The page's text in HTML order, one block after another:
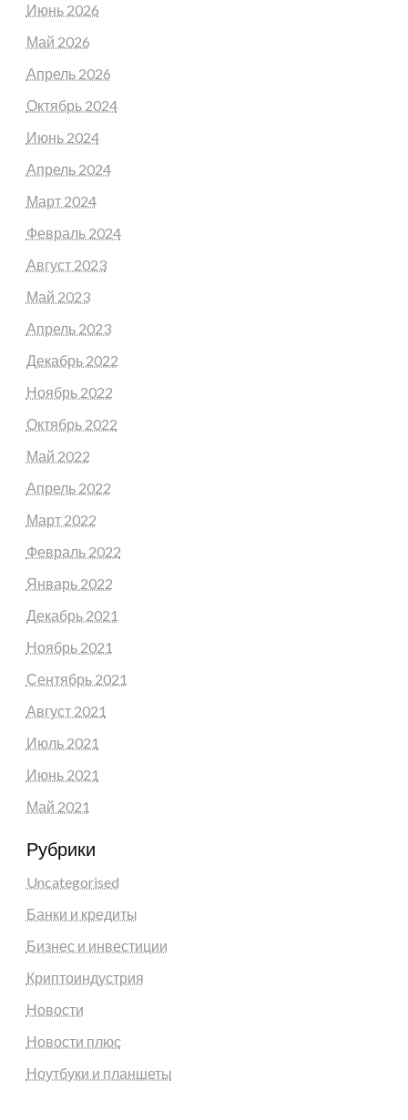
Июнь 2026
Май 2026
Апрель 2026
Октябрь 2024
Июнь 2024
Апрель 2024
Март 2024
Февраль 2024
Август 2023
Май 2023
Апрель 2023
Декабрь 2022
Ноябрь 2022
Октябрь 2022
Май 2022
Апрель 2022
Март 2022
Февраль 2022
Январь 2022
Декабрь 2021
Ноябрь 2021
Сентябрь 2021
Август 2021
Июль 2021
Июнь 2021
Май 2021
Рубрики
Uncategorised
Банки и кредиты
Бизнес и инвестиции
Криптоиндустрия
Новости
Новости плюс
Ноутбуки и планшеты